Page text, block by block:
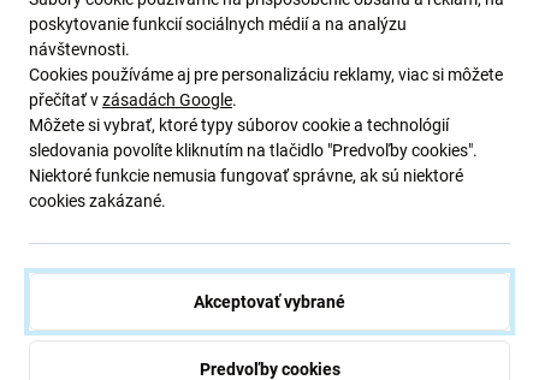
Popis a špecifikácia Kvalita Doprava a vrátenie
Špecifikácia
poskytovanie funkcií sociálnych médií a na analýzu
návštevnosti.
Cookies používáme aj pre personalizáciu reklamy, viac si môžete
přečítať vzásadách Google.
Môžete si vybrať, ktoré typy súborov cookie a technológií
sledovania povolíte kliknutím na tlačidlo "Predvoľby cookies".
Niektoré funkcie nemusia fungovať správne, ak sú niektoré
cookies zakázané.
Akceptovať vybrané
Predvoľby cookies